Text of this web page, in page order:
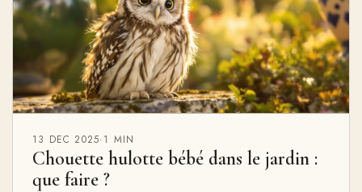
13 DEC 2025·1 MIN
Chouette hulotte bébé dans le jardin :
que faire ?